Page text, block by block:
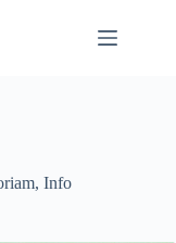
, Info